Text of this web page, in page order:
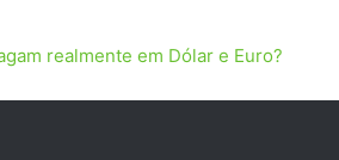
realmente em Dólar e Euro?